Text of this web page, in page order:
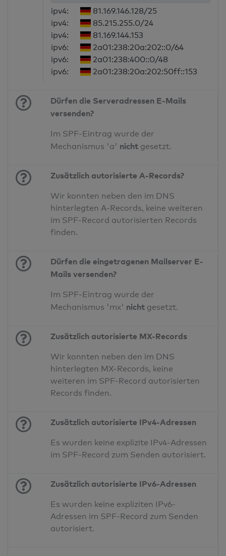
ipv4:
81.169.146.128/25
ipv4:
85.215.255.0/24
ipv4:
81.169.144.153
ipv6:
2a01:238:20a:202::0/64
ipv6:
2a01:238:400::0/48
ipv6:
2a01:238:20a:202:50ff::153
Dürfen die Serveradressen E-Mails
versenden?
Im SPF-Eintrag wurde der
Mechanismus 'a' nicht gesetzt.
Zusätzlich autorisierte A-Records?
Wir konnten neben den im DNS
hinterlegten A-Records, keine weiteren
im SPF-Record autorisierten Records
finden.
Dürfen die eingetragenen Mailserver E-
Mails versenden?
Im SPF-Eintrag wurde der
Mechanismus 'mx' nicht gesetzt.
Zusätzlich autorisierte MX-Records
Wir konnten neben den im DNS
hinterlegten MX-Records, keine
weiteren im SPF-Record autorisierten
Records finden.
Zusätzlich autorisierte IPv4-Adressen
Es wurden keine explizite IPv4-Adressen
im SPF-Record zum Senden autorisiert.
Zusätzlich autorisierte IPv6-Adressen
Es wurden keine expliziten IPv6-
Adressen im SPF-Record zum Senden
autorisiert.